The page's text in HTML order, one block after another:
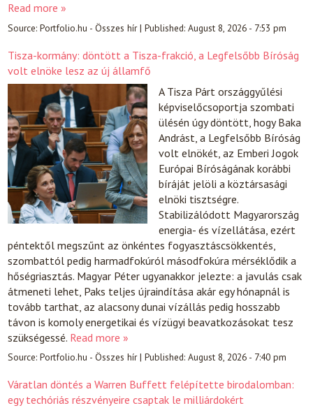
Read more »
Source:Portfolio.hu - Összes hír|Published:August 8, 2026 - 7:53 pm
Tisza-kormány: döntött a Tisza-frakció, a Legfelsőbb Bíróság
volt elnöke lesz az új államfő
A Tisza Párt országgyűlési
képviselőcsoportja szombati
ülésén úgy döntött, hogy Baka
Andrást, a Legfelsőbb Bíróság
volt elnökét, az Emberi Jogok
Európai Bíróságának korábbi
bíráját jelöli a köztársasági
elnöki tisztségre.
Stabilizálódott Magyarország
energia- és vízellátása, ezért
péntektől megszűnt az önkéntes fogyasztáscsökkentés,
szombattól pedig harmadfokúról másodfokúra mérséklődik a
hőségriasztás. Magyar Péter ugyanakkor jelezte: a javulás csak
átmeneti lehet, Paks teljes újraindítása akár egy hónapnál is
tovább tarthat, az alacsony dunai vízállás pedig hosszabb
távon is komoly energetikai és vízügyi beavatkozásokat tesz
szükségessé. Read more »
Source:Portfolio.hu - Összes hír|Published:August 8, 2026 - 7:40 pm
Váratlan döntés a Warren Buffett felépítette birodalomban:
egy techóriás részvényeire csaptak le milliárdokért